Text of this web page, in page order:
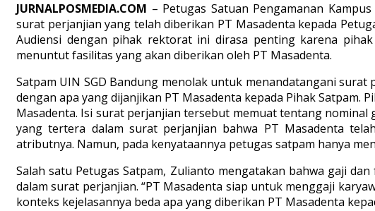
JURNALPOSMEDIA.COM – Petugas Satuan Pengamanan
surat perjanjian yang telah diberikan PT Masadenta kepada
Audiensi dengan pihak rektorat ini dirasa penting karena
menuntut fasilitas yang akan diberikan oleh PT Masadenta.
Satpam UIN SGD Bandung menolak untuk menandatangani
dengan apa yang dijanjikan PT Masadenta kepada Pihak
Masadenta. Isi surat perjanjian tersebut memuat tentang
yang tertera dalam surat perjanjian bahwa PT Masadenta
atributnya. Namun, pada kenyataannya petugas satpam hanya
Salah satu Petugas Satpam, Zulianto mengatakan bahwa gaji
dalam surat perjanjian. “PT Masadenta siap untuk menggaji
konteks kejelasannya beda apa yang diberikan PT Masadenta